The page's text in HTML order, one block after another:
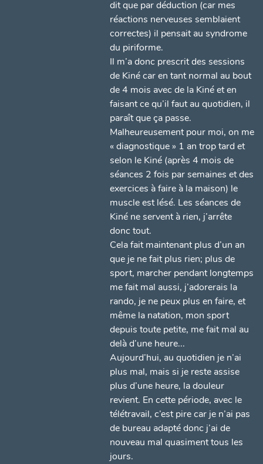
dit que par déduction (car mes
réactions nerveuses semblaient
correctes) il pensait au syndrome
du piriforme.
Il m’a donc prescrit des sessions
de Kiné car en tant normal au bout
de 4 mois avec de la Kiné et en
faisant ce qu’il faut au quotidien, il
paraît que ça passe.
Malheureusement pour moi, on me
« diagnostique » 1 an trop tard et
selon le Kiné (après 4 mois de
séances 2 fois par semaines et des
exercices à faire à la maison) le
muscle est lésé. Les séances de
Kiné ne servent à rien, j’arrête
donc tout.
Cela fait maintenant plus d’un an
que je ne fait plus rien; plus de
sport, marcher pendant longtemps
me fait mal aussi, j’adorerais la
rando, je ne peux plus en faire, et
même la natation, mon sport
depuis toute petite, me fait mal au
delà d’une heure...
Aujourd’hui, au quotidien je n’ai
plus mal, mais si je reste assise
plus d’une heure, la douleur
revient. En cette période, avec le
télétravail, c’est pire car je n’ai pas
de bureau adapté donc j’ai de
nouveau mal quasiment tous les
jours.